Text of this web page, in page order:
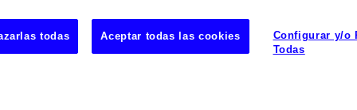
Configurar y/o
Todas
todas Aceptar todas las cookies